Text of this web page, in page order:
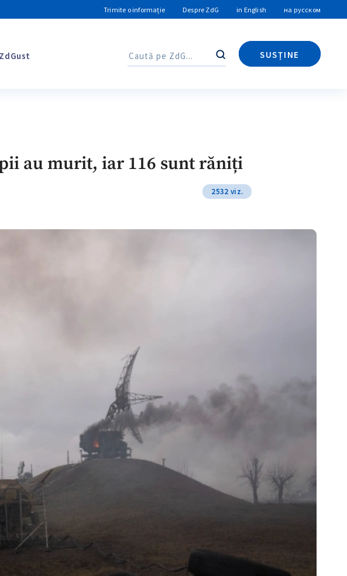
Trimite o informație Despre ZdG in English на русском
ZdGust Caută
SUSȚINE
Caută
au murit, iar 116 sunt răniți
2532 viz.